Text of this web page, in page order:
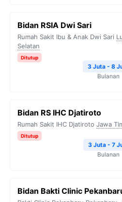
Bidan RSIA Dwi Sari
Rumah Sakit Ibu & Anak Dwi Sari
Selatan
Ditutup
3 Juta - 8
Bulanan
Bidan RS IHC Djatiroto
Rumah Sakit IHC Djatiroto Jawa
Ditutup
3 Juta - 7
Bulanan
Bidan Bakti Clinic